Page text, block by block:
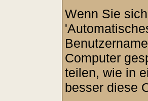
Wenn Sie
Computer
teilen, wie in
besser diese